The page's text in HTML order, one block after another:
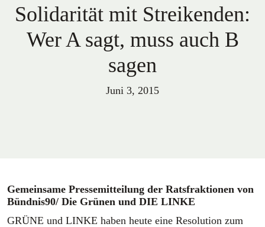
Solidarität mit Streikenden:
Wer A sagt, muss auch B
sagen
Juni 3, 2015
Gemeinsame Pressemitteilung der Ratsfraktionen von
Bündnis90/ Die Grünen und DIE LINKE
GRÜNE und LINKE haben heute eine Resolution zum